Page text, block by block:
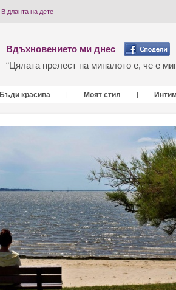
В дланта на дете
Вдъхновението ми днес
“Цялата прелест на миналото е, че е
Бъди красива | Моят стил |